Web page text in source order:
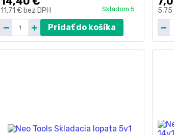
11,71 € bez DPH Skladom 5
Pridať do košíka